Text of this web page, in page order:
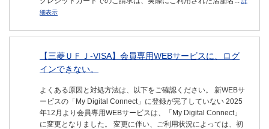
細表示
【三菱ＵＦＪ-VISA】会員専用WEBサービスに、ログ
インできない。
よくある原因と対処方法は、以下をご確認ください。 新WEBサ
ービスの「My Digital Connect」に登録が完了していない 2025
年12月より会員専用WEBサービスは、「My Digital Connect」
に変更となりました。 変更に伴い、ご利用状況によっては、初